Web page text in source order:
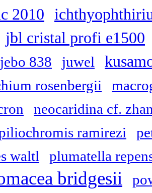
2010
jbl cristal profi e1500
jebo 838 juwel
rosenbergii
neocaridina cf.
ramirezi
waltl
plumatella
bridgesii